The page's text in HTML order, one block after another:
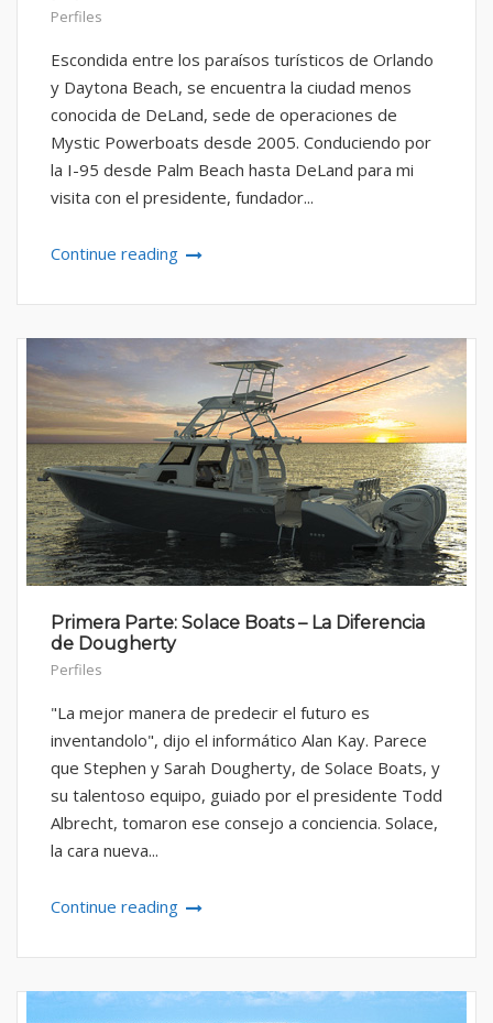
Perfiles
Escondida entre los paraísos turísticos de Orlando
y Daytona Beach, se encuentra la ciudad menos
conocida de DeLand, sede de operaciones de
Mystic Powerboats desde 2005. Conduciendo por
la I-95 desde Palm Beach hasta DeLand para mi
visita con el presidente, fundador...
Continue reading
Primera Parte: Solace Boats – La Diferencia
de Dougherty
Perfiles
"La mejor manera de predecir el futuro es
inventandolo", dijo el informático Alan Kay. Parece
que Stephen y Sarah Dougherty, de Solace Boats, y
su talentoso equipo, guiado por el presidente Todd
Albrecht, tomaron ese consejo a conciencia. Solace,
la cara nueva...
Continue reading